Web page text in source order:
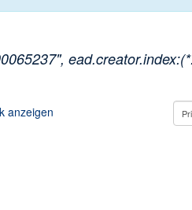
anzeigen